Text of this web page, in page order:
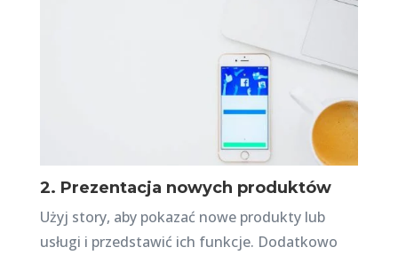
2. Prezentacja nowych produktów
Użyj story, aby pokazać nowe produkty lub
usługi i przedstawić ich funkcje. Dodatkowo